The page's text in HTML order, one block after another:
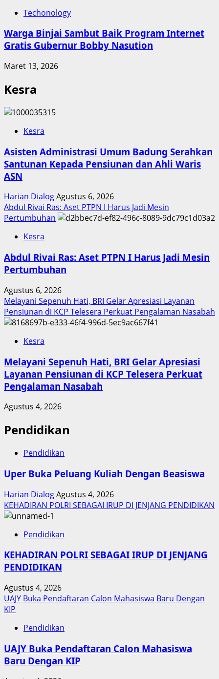
Techonology
Warga Binjai Sambut Baik Program Internet
Gratis Gubernur Bobby Nasution
Maret 13, 2026
Kesra
Kesra
Asisten Administrasi Umum Badung Serahkan
Santunan Kepada Pensiunan dan Ahli Waris
ASN
Harian DialogAgustus 6, 2026
Abdul Rivai Ras: Aset PTPN I Harus Jadi Mesin
Pertumbuhan
Kesra
Abdul Rivai Ras: Aset PTPN I Harus Jadi Mesin
Pertumbuhan
Agustus 6, 2026
Melayani Sepenuh Hati, BRI Gelar Apresiasi Layanan
Pensiunan di KCP Telesera Perkuat Pengalaman Nasabah
Kesra
Melayani Sepenuh Hati, BRI Gelar Apresiasi
Layanan Pensiunan di KCP Telesera Perkuat
Pengalaman Nasabah
Agustus 4, 2026
Pendidikan
Pendidikan
Uper Buka Peluang Kuliah Dengan Beasiswa
Harian DialogAgustus 4, 2026
KEHADIRAN POLRI SEBAGAI IRUP DI JENJANG PENDIDIKAN
Pendidikan
KEHADIRAN POLRI SEBAGAI IRUP DI JENJANG
PENDIDIKAN
Agustus 4, 2026
UAJY Buka Pendaftaran Calon Mahasiswa Baru Dengan
KIP
Pendidikan
UAJY Buka Pendaftaran Calon Mahasiswa
Baru Dengan KIP